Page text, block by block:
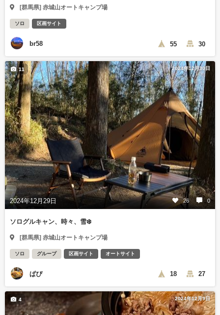
[群馬県] 赤城山オートキャンプ場
ソロ 区画サイト
br58 55 30
2024年12月30日
2024年12月29日 26 0
11
ソログルキャン、時々、雪❄️
[群馬県] 赤城山オートキャンプ場
ソロ グループ 区画サイト オートサイト
ぱぴ 18 27
2024年12月9日
4